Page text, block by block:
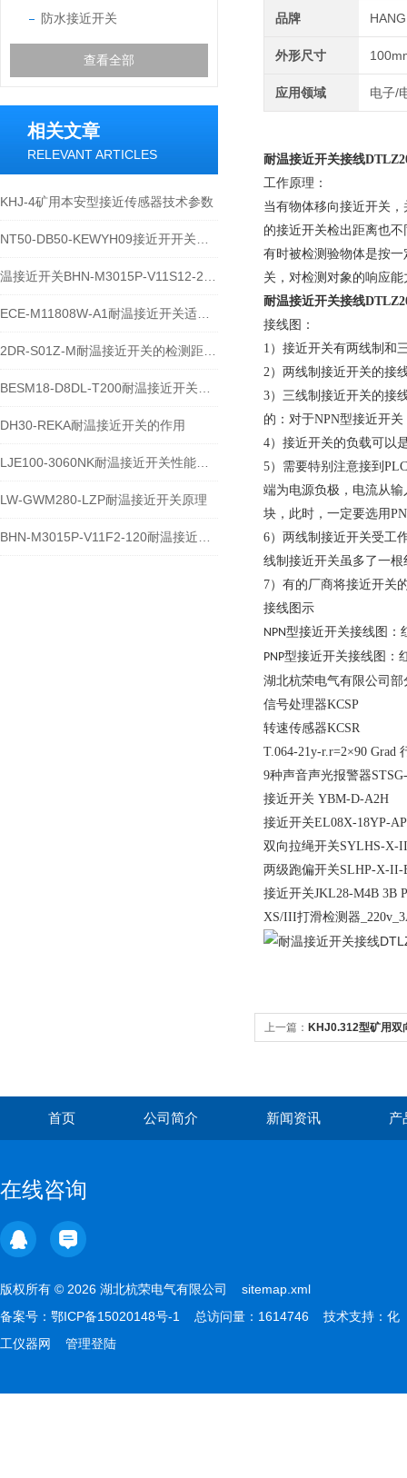
防水接近开关
查看全部
相关文章
RELEVANT ARTICLES
KHJ-4矿用本安型接近传感器技术参数
DH30-REKA耐温接近开关的作用
LW-GWM280-LZP耐温接近开关原理
品牌
外形尺寸
应用领域 电子/
耐温接近开关接线
工作原理：
当有物体移向接近开关
的接近开关检出距离也不
有时被检测验物体是按
关，对检测对象的响应
耐温接近开关接线
接线图：
1）接近开关有两线制和
2）两线制接近开关的接
3）三线制接近开关的接
的：对于NPN型接近开
4）接近开关的负载可以
5）需要特别注意接到
端为电源负极，电流从
块，此时，一定要选用
6）两线制接近开关受工
线制接近开关虽多了一
7）有的厂商将接近开关
接线图示
NPN型接近开关接线图‌：
PNP型接近开关接线图‌：
湖北杭荣电气有限公司部
信号处理器KCSP
转速传感器KCSR
T.064-21y-r.r=2×90 Grad
9种声音声光报警器
接近开关 YBM-D-A2H
接近开关EL08X-18YP-
双向拉绳开关SYLHS-X-
两级跑偏开关SLHP-X-II-
接近开关JKL28-M4B 3B
XS/III打滑检测器
上一篇： KHJ0.312型矿用双
首页 公司简介 新闻资讯 产
在线咨询
版权所有 © 2026 湖北杭荣电气有限公司 sitemap.xml
备案号： 鄂ICP备15020148号-1 总访问量：1614746 技术支持： 化
工仪器网
管理登陆